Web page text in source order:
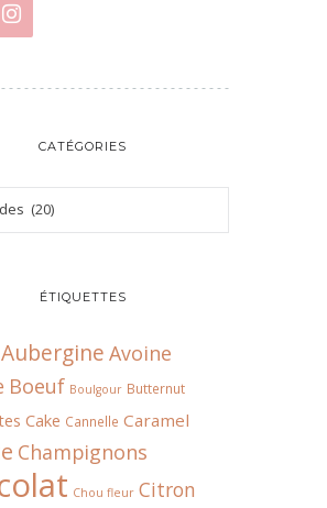
CATÉGORIES
ÉTIQUETTES
Aubergine Avoine
Boeuf Boulgour Butternut
Cake Cannelle Caramel
Champignons
Chou fleur Citron